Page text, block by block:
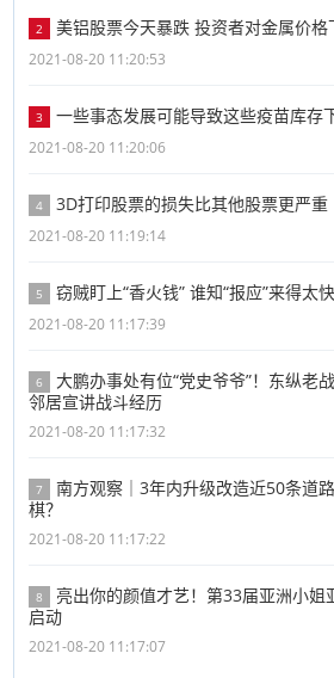
2 美铝股票今天暴跌 投资者对金属价格
2021-08-20 11:20:53
3 一些事态发展可能导致这些疫苗库存
2021-08-20 11:20:06
4 3D打印股票的损失比其他股票更严重
2021-08-20 11:19:14
5 窃贼盯上“香火钱” 谁知“报应”来得太快
2021-08-20 11:17:39
6
大鹏办事处有位“党史爷爷”！东纵老
邻居宣讲战斗经历
2021-08-20 11:17:32
7
南方观察｜3年内升级改造近50条道
棋？
2021-08-20 11:17:22
8
亮出你的颜值才艺！第33届亚洲小姐
启动
2021-08-20 11:17:07